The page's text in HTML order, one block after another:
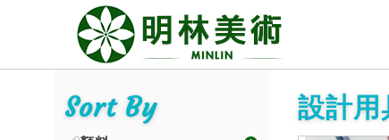
Sort By 設計